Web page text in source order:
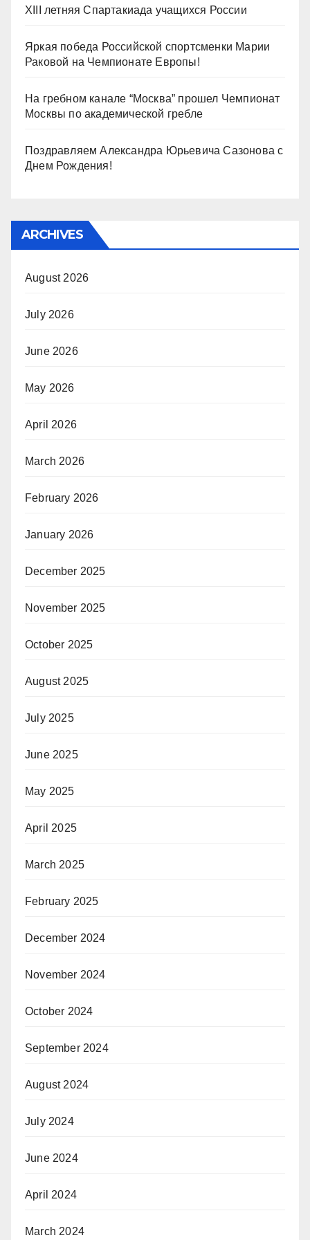
XIII летняя Спартакиада учащихся России
Яркая победа Российской спортсменки Марии
Раковой на Чемпионате Европы!
На гребном канале “Москва” прошел Чемпионат
Москвы по академической гребле
Поздравляем Александра Юрьевича Сазонова с
Днем Рождения!
ARCHIVES
August 2026
July 2026
June 2026
May 2026
April 2026
March 2026
February 2026
January 2026
December 2025
November 2025
October 2025
August 2025
July 2025
June 2025
May 2025
April 2025
March 2025
February 2025
December 2024
November 2024
October 2024
September 2024
August 2024
July 2024
June 2024
April 2024
March 2024